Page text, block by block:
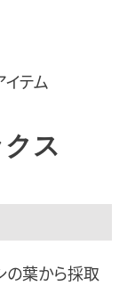
テム
ス
の葉から採取